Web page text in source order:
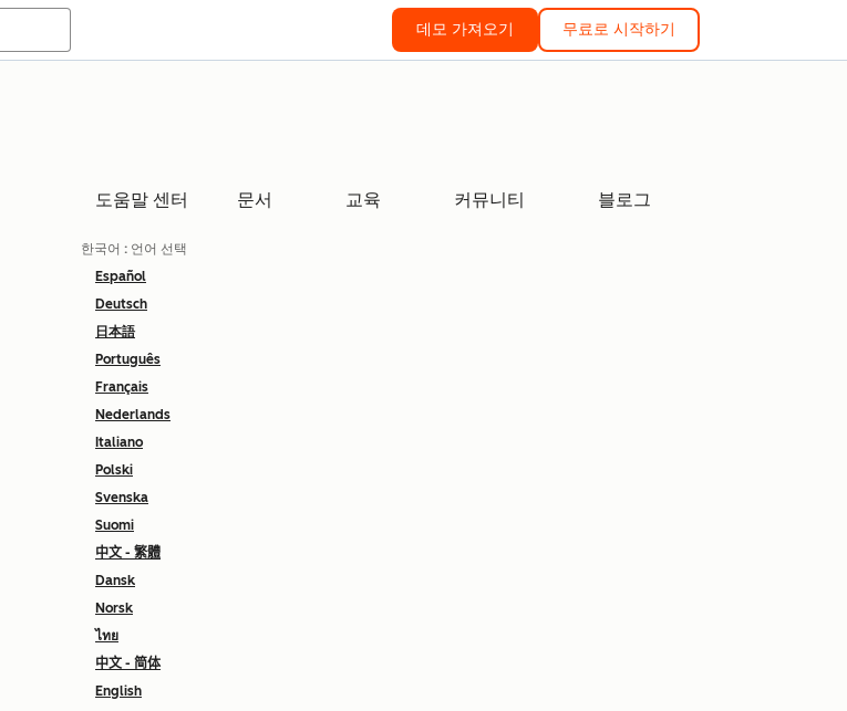
데모 가져오기 무료로 시작하기
도움말 센터 문서 교육 커뮤니티 블로그
한국어 : 언어 선택
Español
Deutsch
日本語
Português
Français
Nederlands
Italiano
Polski
Svenska
Suomi
中文 - 繁體
Dansk
Norsk
ไทย
中文 - 简体
English